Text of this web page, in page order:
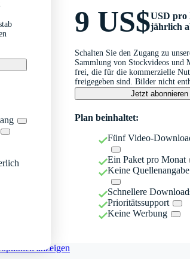
9 US$USD pro
jährlich
Schalten Sie den Zugang zu
Sammlung von Stockvideos und
frei, die für die kommerzielle
freigegeben sind. Bilder nicht
Jetzt abonnieren
Plan beinhaltet:
Fünf Video-
Ein Paket pro Monat
Keine
Schnellere
Prioritätssupport
Keine Werbung
anzeigen